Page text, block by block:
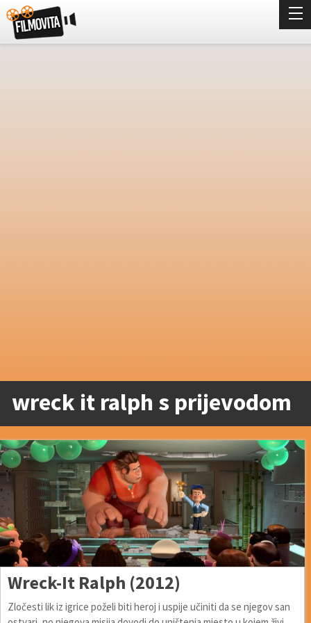
wreck it ralph s prijevodom
Wreck-It Ralph (2012)
Zločesti lik iz igrice poželi biti heroj i uspije učiniti da se njegov san